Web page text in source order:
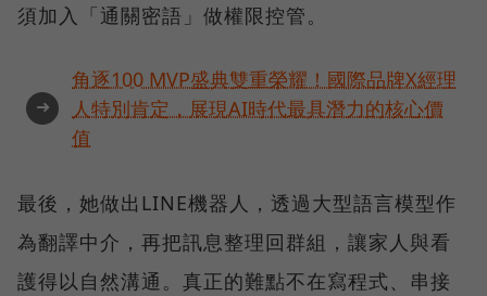
須加入「通關密語」做權限控管。
➜
角逐100 MVP盛典雙重榮耀！國際品牌X經理
人特別肯定，展現AI時代最具潛力的核心價
值
最後，她做出LINE機器人，透過大型語言模型作
為翻譯中介，再把訊息整理回群組，讓家人與看
護得以自然溝通。真正的難點不在寫程式、串接